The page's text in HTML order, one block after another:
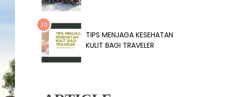
TIPS MENJAGA KESEHATAN
KULIT BAGI TRAVELER